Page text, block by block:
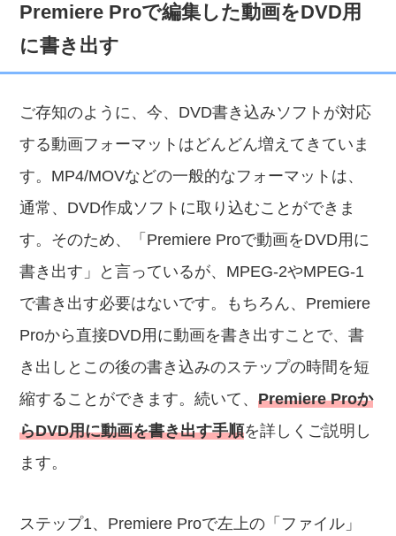
Premiere Proで編集した動画をDVD用
に書き出す
ご存知のように、今、DVD書き込みソフトが対応
する動画フォーマットはどんどん増えてきていま
す。MP4/MOVなどの一般的なフォーマットは、
通常、DVD作成ソフトに取り込むことができま
す。そのため、「Premiere Proで動画をDVD用に
書き出す」と言っているが、MPEG-2やMPEG-1
で書き出す必要はないです。もちろん、Premiere
Proから直接DVD用に動画を書き出すことで、書
き出しとこの後の書き込みのステップの時間を短
縮することができます。続いて、Premiere Proか
らDVD用に動画を書き出す手順を詳しくご説明し
ます。
ステップ1、Premiere Proで左上の「ファイル」